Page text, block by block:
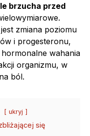
brzucha przed
zmiana poziomu
i progesteronu,
wahania
organizmu, w
ból.
ukryj
się